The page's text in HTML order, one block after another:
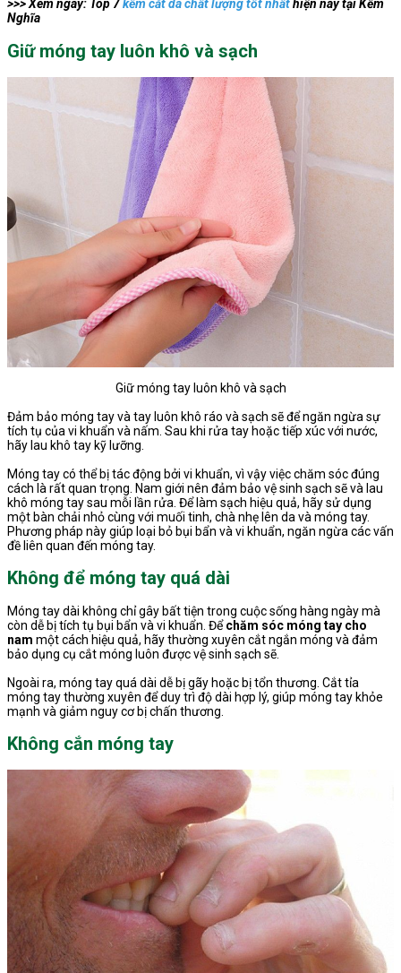
>>> Xem ngay: Top 7kềm cắt da chất lượng tốt nhấthiện nay tại Kềm
Nghĩa
Giữ móng tay luôn khô và sạch
Giữ móng tay luôn khô và sạch
Đảm bảo móng tay và tay luôn khô ráo và sạch sẽ để ngăn ngừa sự
tích tụ của vi khuẩn và nấm. Sau khi rửa tay hoặc tiếp xúc với nước,
hãy lau khô tay kỹ lưỡng.
Móng tay có thể bị tác động bởi vi khuẩn, vì vậy việc chăm sóc đúng
cách là rất quan trọng. Nam giới nên đảm bảo vệ sinh sạch sẽ và lau
khô móng tay sau mỗi lần rửa. Để làm sạch hiệu quả, hãy sử dụng
một bàn chải nhỏ cùng với muối tinh, chà nhẹ lên da và móng tay.
Phương pháp này giúp loại bỏ bụi bẩn và vi khuẩn, ngăn ngừa các vấn
đề liên quan đến móng tay.
Không để móng tay quá dài
Móng tay dài không chỉ gây bất tiện trong cuộc sống hàng ngày mà
còn dễ bị tích tụ bụi bẩn và vi khuẩn. Đểchăm sóc móng tay cho
nam một cách hiệu quả, hãy thường xuyên cắt ngắn móng và đảm
bảo dụng cụ cắt móng luôn được vệ sinh sạch sẽ.
Ngoài ra, móng tay quá dài dễ bị gãy hoặc bị tổn thương. Cắt tỉa
móng tay thường xuyên để duy trì độ dài hợp lý, giúp móng tay khỏe
mạnh và giảm nguy cơ bị chấn thương.
Không cắn móng tay